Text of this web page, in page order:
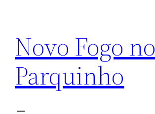
conteúdo
Novo Fogo no
Parquinho